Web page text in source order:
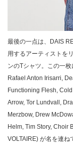
最後の一点は、DAIS
用するアーティストを
ンのTシャツ。この一
Rafael Anton Irisarri,
Functioning Flesh,
Arrow, Tor Lundvall,
Merzbow, Drew
Helm, Tim Story, Choir
VOLTAIRE) が名を連ね